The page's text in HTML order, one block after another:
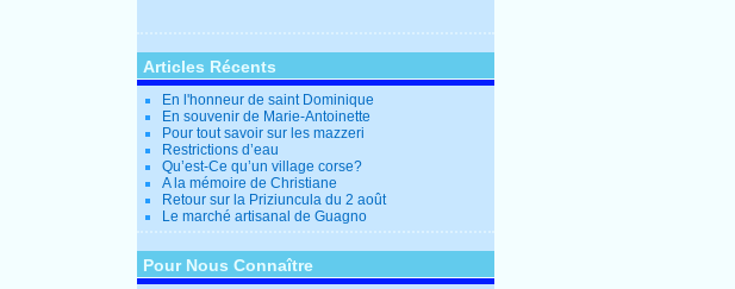
Articles Récents
En l'honneur de saint Dominique
En souvenir de Marie-Antoinette
Pour tout savoir sur les mazzeri
Restrictions d’eau
Qu’est-Ce qu’un village corse?
A la mémoire de Christiane
Retour sur la Priziuncula du 2 août
Le marché artisanal de Guagno
Pour Nous Connaître